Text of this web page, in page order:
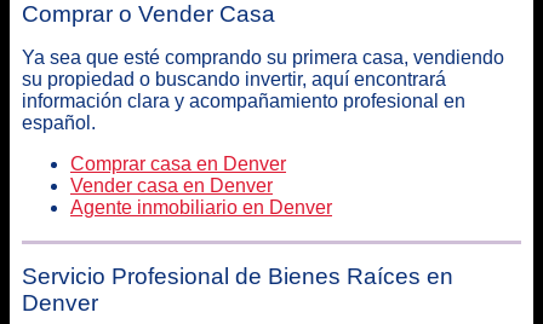
Comprar o Vender Casa
Ya sea que esté comprando su primera casa, vendiendo
su propiedad o buscando invertir, aquí encontrará
información clara y acompañamiento profesional en
español.
Comprar casa en Denver
Vender casa en Denver
Agente inmobiliario en Denver
Servicio Profesional de Bienes Raíces en
Denver